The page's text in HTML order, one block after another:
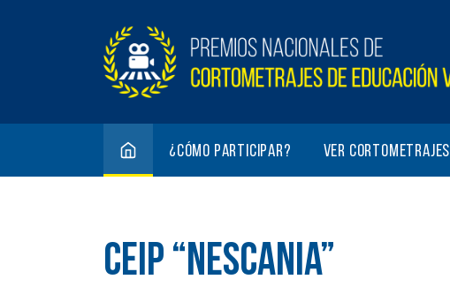
¿Cómo participar? Ver cortometrajes
CEIP “NESCANIA”